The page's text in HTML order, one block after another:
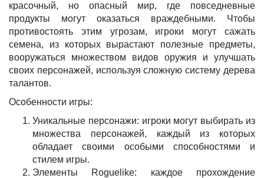
красочный, но опасный мир, где повседневные
продукты могут оказаться враждебными. Чтобы
противостоять этим угрозам, игроки могут сажать
семена, из которых вырастают полезные предметы,
вооружаться множеством видов оружия и улучшать
своих персонажей, используя сложную систему дерева
талантов.
Особенности игры:
Уникальные персонажи: игроки могут выбирать из
множества персонажей, каждый из которых
обладает своими особыми способностями и
стилем игры.
Элементы Roguelike: каждое прохождение